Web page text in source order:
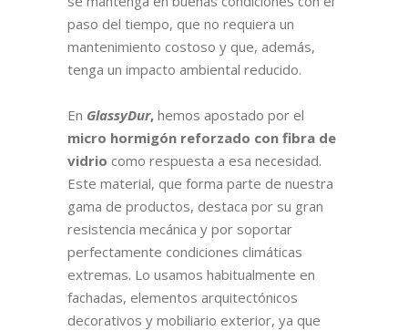
paso del tiempo, que no requiera un
mantenimiento costoso y que, además,
tenga un impacto ambiental reducido.
En GlassyDur, hemos apostado por el
micro hormigón reforzado con fibra de
vidrio como respuesta a esa necesidad.
Este material, que forma parte de nuestra
gama de productos, destaca por su gran
resistencia mecánica y por soportar
perfectamente condiciones climáticas
extremas. Lo usamos habitualmente en
fachadas, elementos arquitectónicos
decorativos y mobiliario exterior, ya que